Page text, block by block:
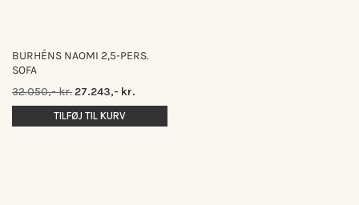
BURHÉNS NAOMI 2,5-PERS.
SOFA
Normalpris
32.050,- kr. Udsalgspris
27.243,- kr.
TILFØJ TIL KURV